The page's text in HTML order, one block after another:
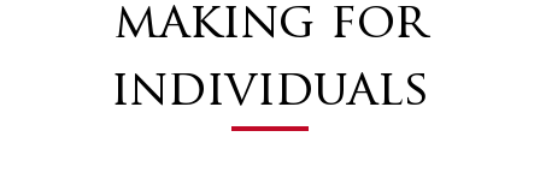
making for
individuals